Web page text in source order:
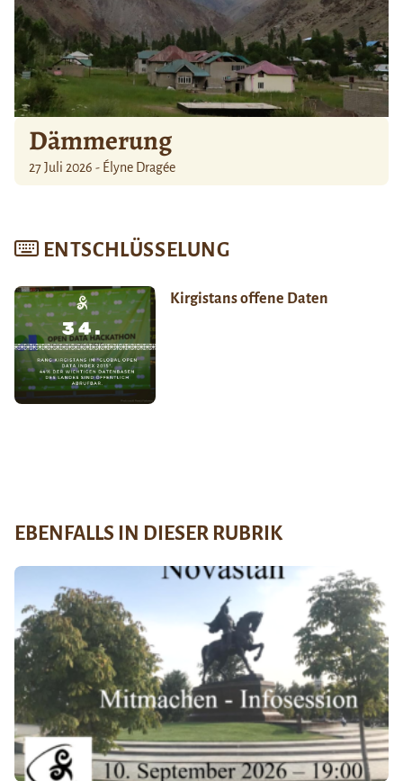
Dämmerung
27 Juli 2026 - Élyne Dragée
ENTSCHLÜSSELUNG
Kirgistans offene Daten
EBENFALLS IN DIESER RUBRIK